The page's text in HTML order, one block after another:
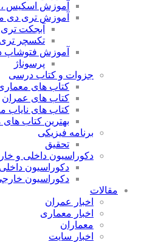
آموزش اسکیس
آموزش تری دی
آبجکت
تکسچر
آموزش فتوشاپ
پرسوناژ
جزوات و کتاب درسی
کتاب های
کتاب های عمران
کتاب های نایاب
بهترین کتاب
برنامه فیزیکی
تحقیق
دکوراسیون داخلی و
دکوراسیون داخلی
دکوراسیون
مقالات
اخبار عمران
اخبار معماری
معماران
اخبار سایت